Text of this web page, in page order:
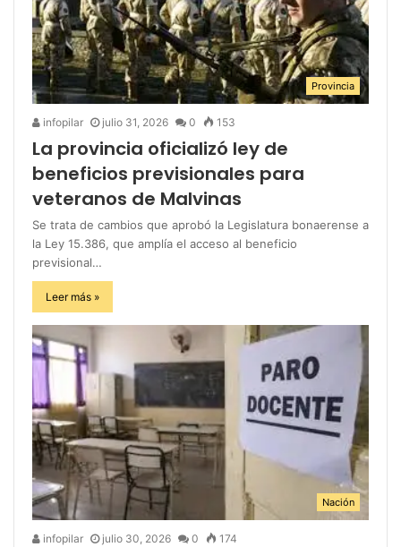
Provincia
infopilar julio 31, 2026 0 153
La provincia oficializó ley de
beneficios previsionales para
veteranos de Malvinas
Se trata de cambios que aprobó la Legislatura bonaerense a
la Ley 15.386, que amplía el acceso al beneficio
previsional…
Leer más »
Nación
infopilar julio 30, 2026 0 174